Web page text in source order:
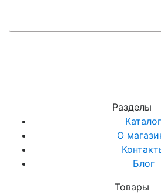
Разделы
Каталог
О
Блог
Товары